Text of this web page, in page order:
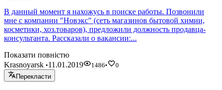
В данный момент я нахожусь в поиске работы. Позвонили
мне с компании "Новэкс" (сеть магазинов бытовой химии,
косметики, хоз.товаров), предложили должность продавца-
консультанта. Рассказали о вакансии:...
Показати повністю
Krasnoyarsk •11.01.2019 1486•
0
Перекласти